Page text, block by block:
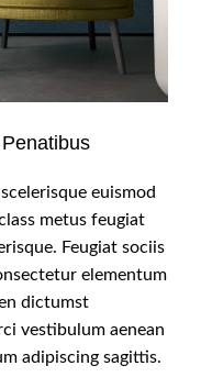
euismod
metus feugiat
Feugiat sociis
elementum
dictumst
vestibulum aenean
adipiscing sagittis.